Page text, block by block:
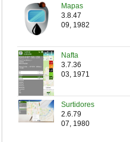
Mapas
3.8.47
09, 1982
Nafta
3.7.36
03, 1971
Surtidores
2.6.79
07, 1980